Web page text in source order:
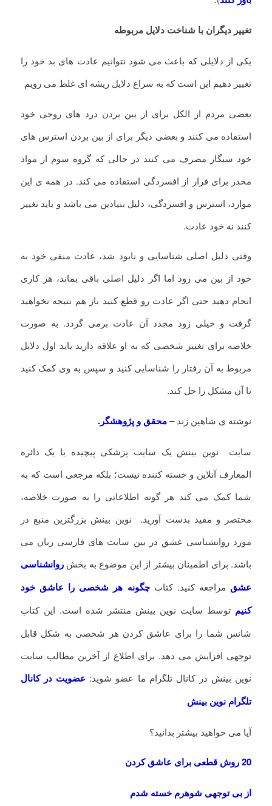
تغییر دیگران با شناخت دلایل مربوطه
یکی از دلایلی که باعث می شود نتوانیم عادت های بد خود را
تغییر دهیم این است که به سراغ دلایل ریشه ای غلط می رویم
بعضی مردم از الکل برای از بین بردن درد های روحی خود
استفاده می کنند و بعضی دیگر برای از بین بردن استرس های
خود سیگار مصرف می کنند در حالی که گروه سوم از مواد
مخدر برای فرار از افسردگی استفاده می کند. در همه ی این
موارد، استرس و افسردگی، دلیل بنیادین می باشد و باید تغییر
کنند نه خود عادت.
وقتی دلیل اصلی شناسایی و نابود شد، عادت منفی خود به
خود از بین می رود اما اگر دلیل اصلی باقی بماند، هر کاری
انجام دهید حتی اگر عادت رو قطع کنید باز هم نتیجه نخواهید
گرفت و خیلی زود مجدد آن عادت برمی گردد. به صورت
خلاصه برای تغییر شخصی که به او علاقه دارید باید اول دلایل
مربوط به آن رفتار را شناسایی کنید و سپس به وی کمک کنید
تا آن مشکل را حل کند.
نوشته ی شاهین زند –محقق و پژوهشگر.
سایت نوین بینش یک سایت پزشکی پیچیده یا یک دائره
المعارف آنلاین و خسته کننده نیست؛ بلکه مرجعی است که به
شما کمک می کند هر گونه اطلاعاتی را به صورت خلاصه،
مختصر و مفید بدست آورید. نوین بینش بزرگترین منبع در
مورد روانشناسی عشق در بین سایت های فارسی زبان می
باشد. برای اطمینان بیشتر از این موضوع به بخش روانشناسی
عشق مراجعه کنید. کتاب چگونه هر شخصی را عاشق خود
کنیم توسط سایت نوین بینش منتشر شده است. این کتاب
شانس شما را برای عاشق کردن هر شخصی به شکل قابل
توجهی افزایش می دهد. برای اطلاع از آخرین مطالب سایت
نوین بینش در کانال تلگرام ما عضو شوید: عضویت در کانال
تلگرام نوین بینش
آیا می خواهید بیشتر بدانید؟
20 روش قطعی برای عاشق کردن
از بی توجهی شوهرم خسته شدم